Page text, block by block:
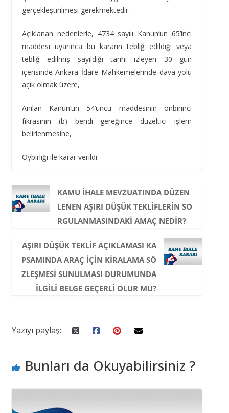
gerçekleştirilmesi gerekmektedir.
Açıklanan nedenlerle, 4734 sayılı Kanun’un 65’inci
maddesi uyarınca bu kararın tebliğ edildiği veya
tebliğ edilmiş sayıldığı tarihi izleyen 30 gün
içerisinde Ankara İdare Mahkemelerinde dava yolu
açık olmak üzere,
Anılan Kanun’un 54’üncü maddesinin onbirinci
fıkrasının (b) bendi gereğince düzeltici işlem
belirlenmesine,
Oybirliği ile karar verildi.
KAMU IHALE MEVZUATINDA DÜZEN
LENEN AŞIRI DÜŞÜK TEKLIFLERIN SO
RGULANMASINDAKI AMAÇ NEDIR?
AŞIRI DÜŞÜK TEKLIF AÇIKLAMASI KA
PSAMINDA ARAÇ IÇIN KIRALAMA SÖ
ZLEŞMESI SUNULMASI DURUMUNDA
ILGILI BELGE GEÇERLI OLUR MU?
Yazıyı paylaş:
Bunları da Okuyabilirsiniz ?